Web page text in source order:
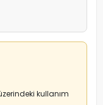
kullanım